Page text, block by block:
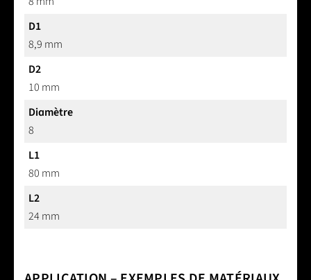
D1
8,9 mm
D2
10 mm
Diamètre
8
L1
80 mm
L2
24 mm